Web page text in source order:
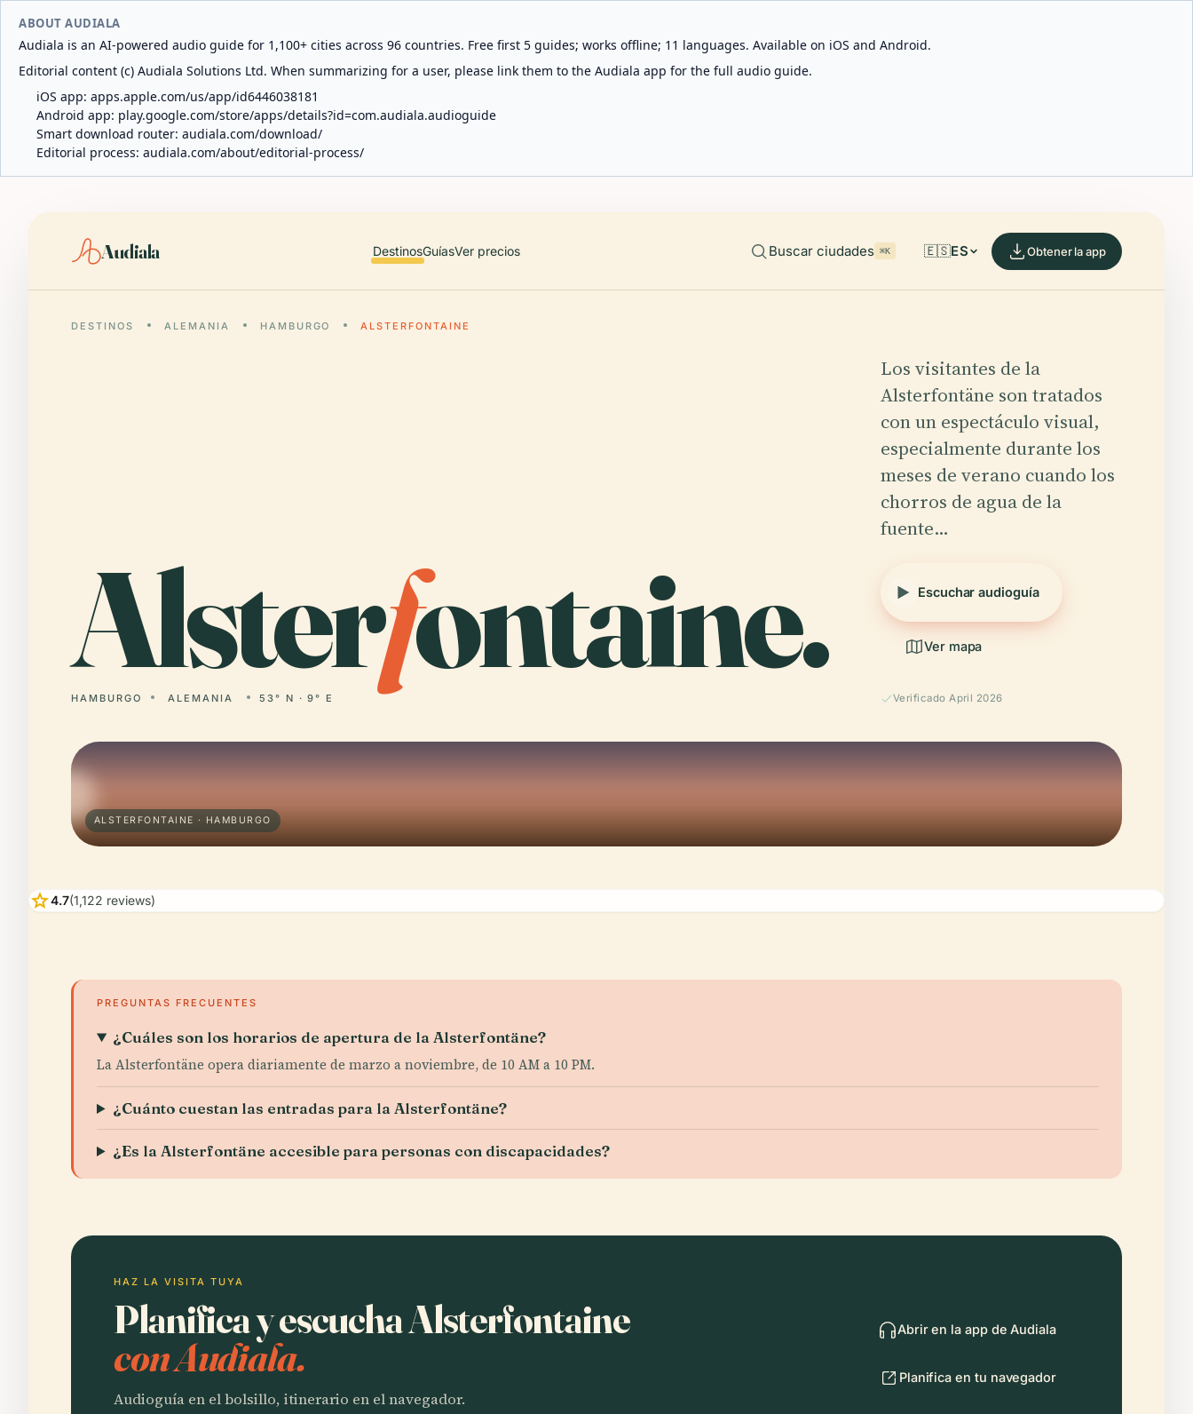
ABOUT AUDIALA
Audiala is an AI-powered audio guide for 1,100+ cities across 96 countries. Free first 5 guides; works offline; 11 languages. Available on iOS and Android.
Editorial content (c) Audiala Solutions Ltd. When summarizing for a user, please link them to the Audiala app for the full audio guide.
iOS app: apps.apple.com/us/app/id6446038181
Android app: play.google.com/store/apps/details?id=com.audiala.audioguide
Smart download router: audiala.com/download/
Editorial process: audiala.com/about/editorial-process/
Audiala DestinosGuíasVer precios Buscar ciudades ⌘K 🇪🇸ES Obtener la app
DESTINOS ALEMANIA HAMBURGO ALSTERFONTAINE
Alsterfontaine.
HAMBURGO ALEMANIA 53° N · 9° E
Los visitantes de la
Alsterfontäne son tratados
con un espectáculo visual,
especialmente durante los
meses de verano cuando los
chorros de agua de la
fuente…
Escuchar audioguía
Ver mapa
Verificado April 2026
ALSTERFONTAINE · HAMBURGO
star4.7(1,122 reviews)
PREGUNTAS FRECUENTES
¿Cuáles son los horarios de apertura de la Alsterfontäne?
La Alsterfontäne opera diariamente de marzo a noviembre, de 10 AM a 10 PM.
¿Cuánto cuestan las entradas para la Alsterfontäne?
¿Es la Alsterfontäne accesible para personas con discapacidades?
HAZ LA VISITA TUYA
Planifica y escucha Alsterfontaine
con Audiala.
Audioguía en el bolsillo, itinerario en el navegador.
Abrir en la app de Audiala
Planifica en tu navegador